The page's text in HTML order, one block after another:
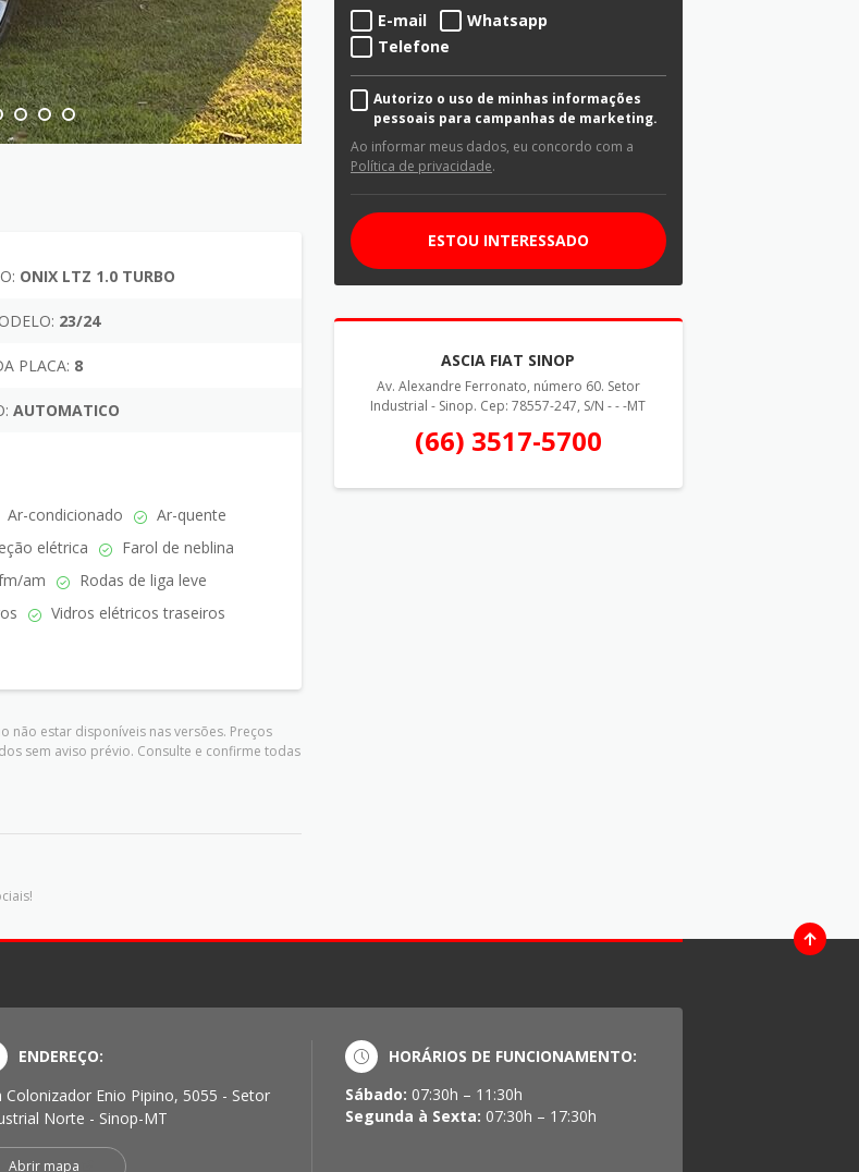
ONIX LTZ 1.0 TURBO
23/24
PLACA: 8
AUTOMATICO
Ar-condicionado
Ar-quente
elétrica
Farol de neblina
am
Rodas de liga leve
Vidros elétricos traseiros
não estar disponíveis nas versões. Preços
sem aviso prévio. Consulte e confirme todas
E-mail
Whatsapp
Telefone
Autorizo o uso de minhas informações
pessoais para campanhas de marketing.
Ao informar meus dados, eu concordo com a
Política de privacidade.
ESTOU INTERESSADO
ASCIA FIAT SINOP
Av. Alexandre Ferronato, número 60. Setor
Industrial - Sinop. Cep: 78557-247, S/N - - -MT
(66) 3517-5700
ENDEREÇO:
Colonizador Enio Pipino, 5055 - Setor
Norte - Sinop-MT
Abrir mapa
HORÁRIOS DE FUNCIONAMENTO:
Sábado: 07:30h – 11:30h
Segunda à Sexta: 07:30h – 17:30h